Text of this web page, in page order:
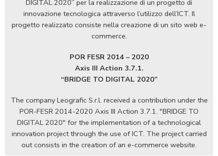
DIGITAL 2020” per la realizzazione di un progetto di
innovazione tecnologica attraverso l’utilizzo dell’ICT. Il
progetto realizzato consiste nella creazione di un sito web e-
commerce.
POR FESR 2014 – 2020
Axis III Action 3.7.1.
“BRIDGE TO DIGITAL 2020”
The company Leografic S.r.l. received a contribution under the
POR-FESR 2014-2020 Axis III Action 3.7.1. "BRIDGE TO
DIGITAL 2020" for the implementation of a technological
innovation project through the use of ICT. The project carried
out consists in the creation of an e-commerce website.